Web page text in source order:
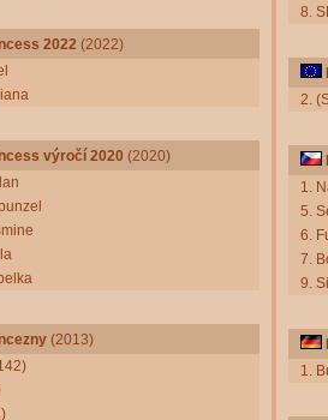
2022 (2022)
výročí 2020 (2020)
(2013)
8.
2.
1.
5.
6.
7.
9.
1.